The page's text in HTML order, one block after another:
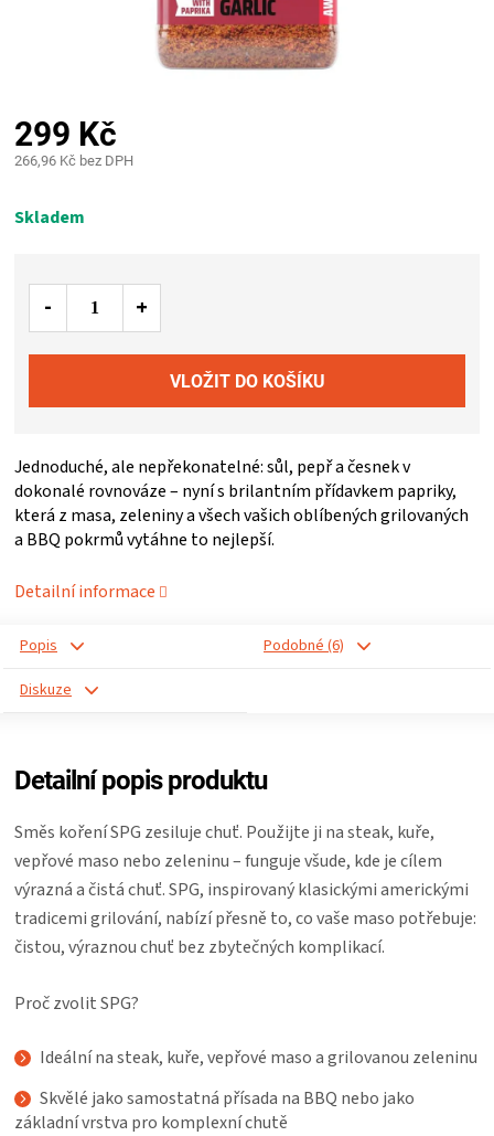
A
VAKUOVAČKY
NA
ZRÁNÍ
MASA
VENKOVNÍ
KNIHY
O
GRILOVÁNÍ
HAVAJSKÉ
KOŠILE
VÍNO
DÁRKOVÉ
299 Kč
266,96 Kč bez DPH
cena:
Skladem
Jednoduché, ale nepřekonatelné: sůl, pepř a česnek v
dokonalé rovnováze – nyní s brilantním přídavkem papriky,
která z masa, zeleniny a všech vašich oblíbených grilovaných
a BBQ pokrmů vytáhne to nejlepší.
Detailní informace
Popis
Podobné (6)
Diskuze
Detailní popis produktu
Směs koření SPG zesiluje chuť. Použijte ji na steak, kuře,
vepřové maso nebo zeleninu – funguje všude, kde je cílem
výrazná a čistá chuť. SPG, inspirovaný klasickými americkými
tradicemi grilování, nabízí přesně to, co vaše maso potřebuje:
čistou, výraznou chuť bez zbytečných komplikací.
Proč zvolit SPG?
Ideální na steak, kuře, vepřové maso a grilovanou zeleninu
Skvělé jako samostatná přísada na BBQ nebo jako
základní vrstva pro komplexní chutě